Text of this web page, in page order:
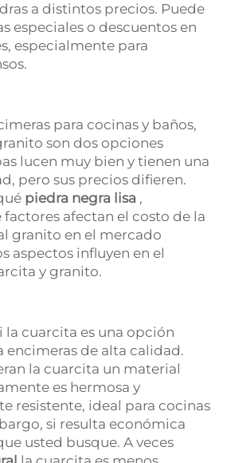
a distintos precios. Puede
especiales o descuentos en
especialmente para
para cocinas y baños,
son dos opciones
lucen muy bien y tienen una
pero sus precios difieren.
piedra negra lisa ,
afectan el costo de la
granito en el mercado
aspectos influyen en el
y granito.
la cuarcita es una opción
encimeras de alta calidad.
la cuarcita un material
es hermosa y
resistente, ideal para cocinas
si resulta económica
usted busque. A veces